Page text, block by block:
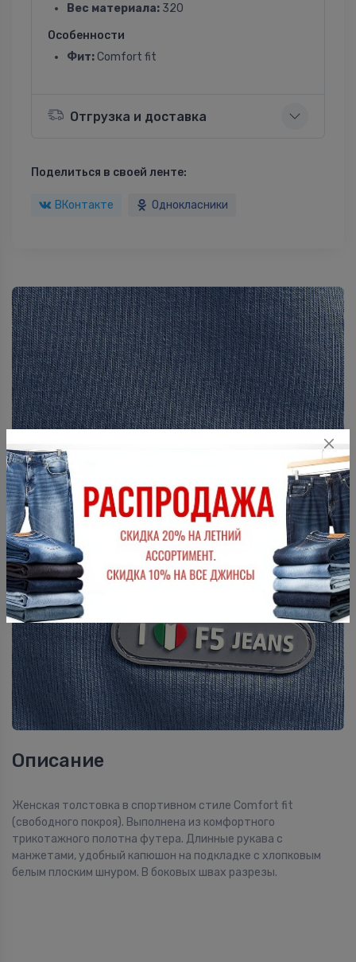
Вес материала: 320
Особенности
Фит: Comfort fit
Отгрузка и доставка
Поделиться в своей ленте:
ВКонтакте Однокласники
Описание
Женская толстовка в спортивном стиле Comfort fit
(свободного покроя). Выполнена из комфортного
трикотажного полотна футера. Длинные рукава с
манжетами, удобный капюшон на подкладке с хлопковым
белым плоским шнуром. В боковых швах разрезы.